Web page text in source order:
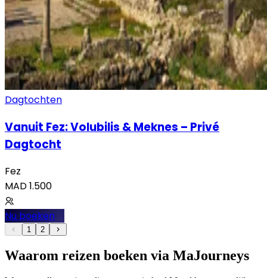
Dagtochten
Vanuit Fez: Volubilis & Meknes – Privé
Dagtocht
Fez
MAD1.500
Nu boeken
1 2
Waarom reizen boeken via MaJourneys